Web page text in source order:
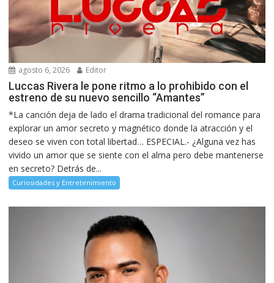
agosto 6, 2026 Editor
Luccas Rivera le pone ritmo a lo prohibido con el
estreno de su nuevo sencillo “Amantes”
*La canción deja de lado el drama tradicional del romance para
explorar un amor secreto y magnético donde la atracción y el
deseo se viven con total libertad… ESPECIAL.- ¿Alguna vez has
vivido un amor que se siente con el alma pero debe mantenerse
en secreto? Detrás de...
Curiosidades y Entretenimiento